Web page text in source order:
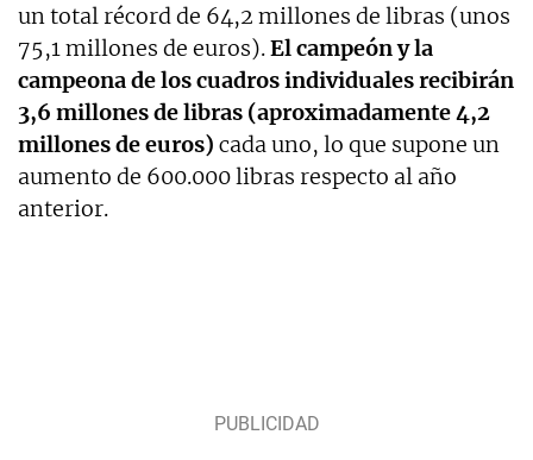
un total récord de 64,2 millones de libras (unos
75,1 millones de euros).El campeón y la
campeona de los cuadros individuales recibirán
3,6 millones de libras (aproximadamente 4,2
millones de euros) cada uno, lo que supone un
aumento de 600.000 libras respecto al año
anterior.